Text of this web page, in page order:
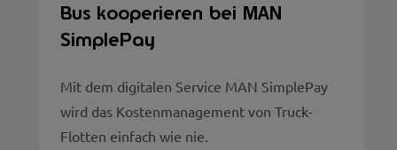
Bus kooperieren bei MAN
SimplePay
Mit dem digitalen Service MAN SimplePay
wird das Kostenmanagement von Truck-
Flotten einfach wie nie.